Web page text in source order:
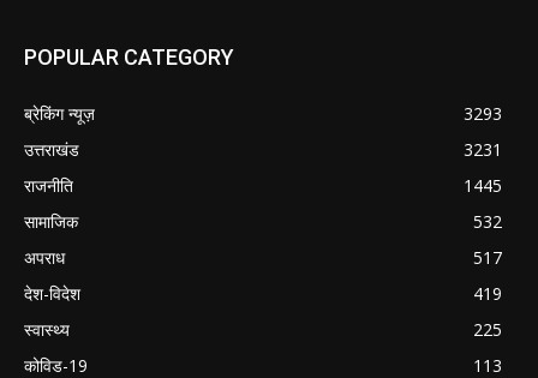
POPULAR CATEGORY
ब्रेकिंग न्यूज़
3293
उत्तराखंड
3231
राजनीति
1445
सामाजिक
532
अपराध
517
देश-विदेश
419
स्वास्थ्य
225
कोविड-19
113